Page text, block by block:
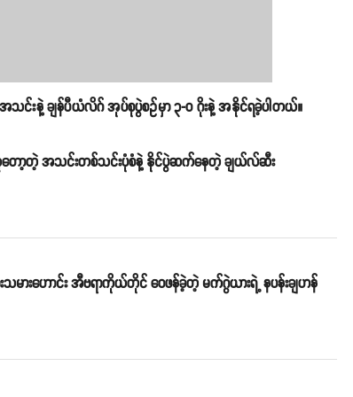
းနဲ့ ချန်ပီယံလိဂ် အုပ်စုပွဲစဥ်မှာ ၃-၀ ဂိုးနဲ့ အနိုင်ရခဲ့ပါတယ်။
ော့တဲ့ အသင်းတစ်သင်းပုံစံနဲ့ နိုင်ပွဲဆက်နေတဲ့ ချယ်လ်ဆီး
ား‌ဟောင်း အီဗရာကိုယ်တိုင် ဝေဖန်ခဲ့တဲ့ မက်ဂွဲယားရဲ့ နပန်းချဟန်